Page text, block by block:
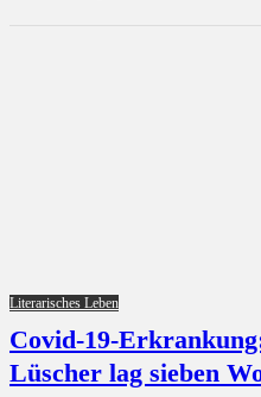
Literarisches Leben
Covid-19-
Lüscher lag sieben